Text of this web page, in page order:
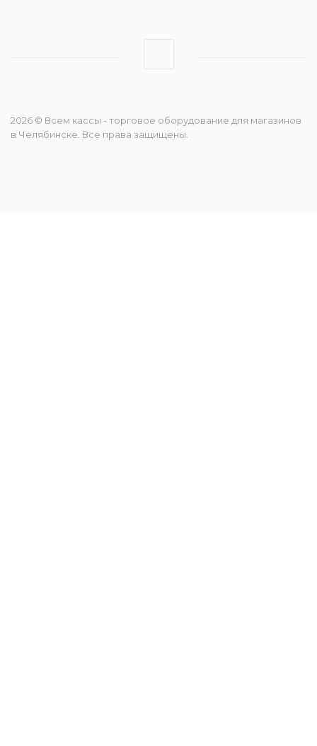
2026 © Всем кассы - торговое оборудование для магазинов
в Челябинске. Все права защищены.